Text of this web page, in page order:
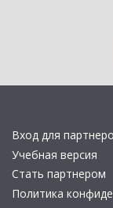
Вход для
Учебная версия
Стать партнером
Политика